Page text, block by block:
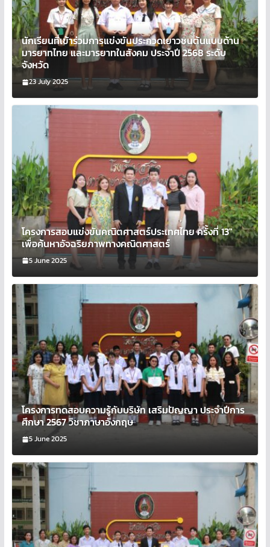
นักเรียนที่เข้าร่วมการแข่งขันประกวดเยาวชนต้นแบบด้าน
มารยาทไทย และมารยาทในสังคม ประจำปี 2568 ระดับ
จังหวัด
23 July 2025
โครงการสอบแข่งขันคณิตศาสตร์ประเทศไทย ครั้งที่ 13″
เพื่อค้นหาอัจฉริยภาพทางคณิตศาสตร์
5 June 2025
โครงการทดสอบความรู้กับบริษัท เสริมปัญญา ประจำปีการ
ศึกษา 2567 วิชาภาษาอังกฤษ
5 June 2025